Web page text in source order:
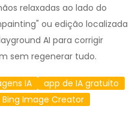
relaxadas ao lado do
ou edição localizada
AI para corrigir
sem regenerar tudo.
IA
app de IA gratuito
Bing Image Creator